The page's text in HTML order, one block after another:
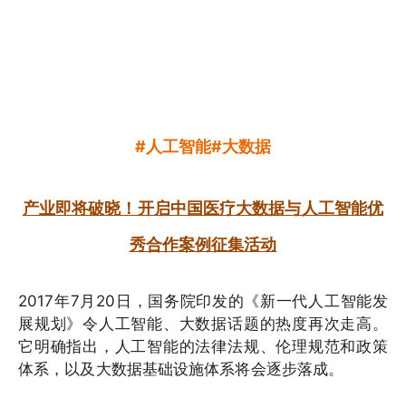
#人工智能#大数据
产业即将破晓！开启中国医疗大数据与人工智能优
秀合作案例征集活动
2017年7月20日，国务院印发的《新一代人工智能发
展规划》令人工智能、大数据话题的热度再次走高。
它明确指出，人工智能的法律法规、伦理规范和政策
体系，以及大数据基础设施体系将会逐步落成。